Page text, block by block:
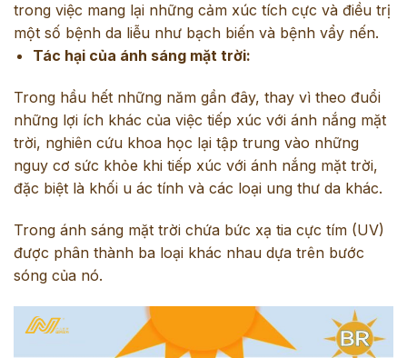
trong việc mang lại những cảm xúc tích cực và điều trị
một số bệnh da liễu như bạch biến và bệnh vẩy nến.
Tác hại của ánh sáng mặt trời:
Trong hầu hết những năm gần đây, thay vì theo đuổi
những lợi ích khác của việc tiếp xúc với ánh nắng mặt
trời, nghiên cứu khoa học lại tập trung vào những
nguy cơ sức khỏe khi tiếp xúc với ánh nắng mặt trời,
đặc biệt là khối u ác tính và các loại ung thư da khác.
Trong ánh sáng mặt trời chứa bức xạ tia cực tím (UV)
được phân thành ba loại khác nhau dựa trên bước
sóng của nó.